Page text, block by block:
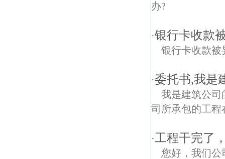
办?
·银行卡收款
银行卡收款被
·委托书,我是
我是建筑公司
司所承包的工程
·工程干完了
您好，我们公